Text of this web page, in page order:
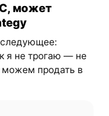
может
следующее:
я не трогаю — не
можем продать в